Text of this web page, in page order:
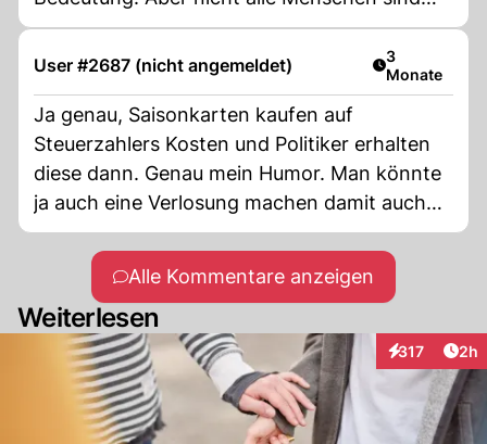
daran interessiert. Und auch Fussball ist
letztlich ein Wettkampf unter privaten Klubs
User #2687 (nicht angemeldet) Artikel
3
Monate
Ja genau, Saisonkarten kaufen auf
Steuerzahlers Kosten und Politiker erhalten
diese dann. Genau mein Humor. Man könnte
ja auch eine Verlosung machen damit auch
08/15 Leute sich daran erfreuen könnten.
Alle Kommentare anzeigen
Weiterlesen
317
Interaktionen
2h